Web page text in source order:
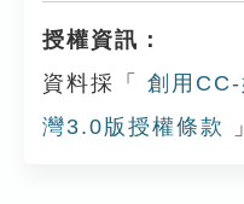
授權資訊：
資料採「
創用
灣3.0版授權條款